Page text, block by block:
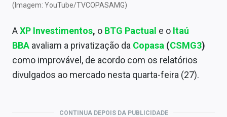
Finanças Pessoais
Mercados
Economia
(Imagem: YouTube/TVCOPASAMG)
AXP Investimentos, o BTG Pactual e o Itaú
BBA avaliam a privatização da Copasa (CSMG3)
como improvável, de acordo com os relatórios
divulgados ao mercado nesta quarta-feira (27).
CONTINUA DEPOIS DA PUBLICIDADE